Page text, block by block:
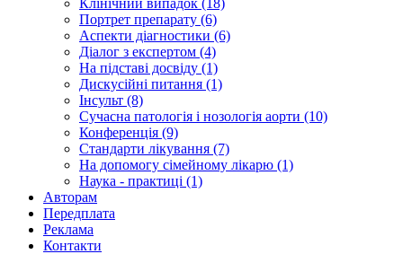
Клінічний випадок (18)
Портрет препарату (6)
Аспекти діагностики (6)
Діалог з експертом (4)
На підставі досвіду (1)
Дискусійні питання (1)
Інсульт (8)
Сучасна патологія і нозологія аорти (10)
Конференція (9)
Стандарти лікування (7)
На допомогу сімейному лікарю (1)
Наука - практиці (1)
Авторам
Передплата
Реклама
Контакти